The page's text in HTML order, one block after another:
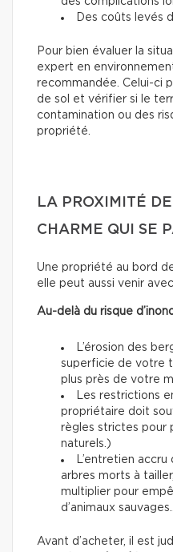
Des coûts levés
Pour bien évaluer la
expert en
recommandée. Celui-ci
de sol et vérifier si le
contamination ou des
propriété.
LA PROXIMITÉ DE
CHARME QUI SE
Une propriété au bord
elle peut aussi venir
Au-delà du risque
L’érosion des
superficie de votre
plus près de votre
Les restrictions
propriétaire doit
règles strictes pour
naturels.)
L’entretien
arbres morts à
multiplier pour
d’animaux
Avant d’acheter, il est